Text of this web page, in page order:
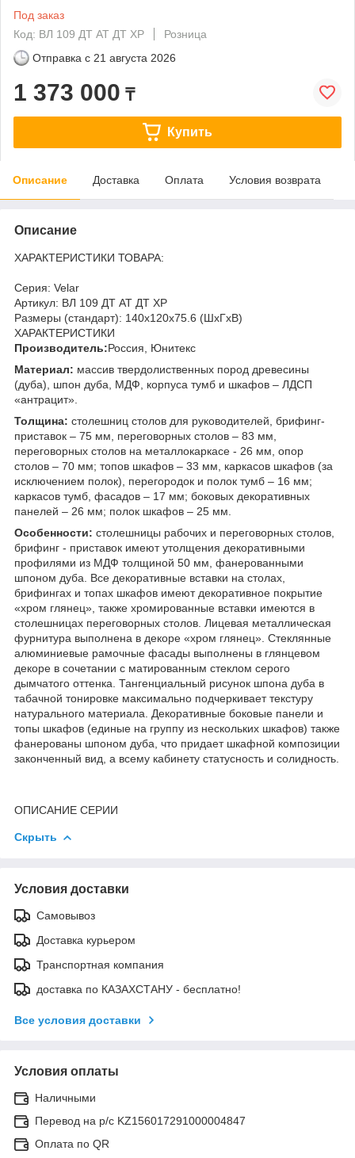
Под заказ
Код: ВЛ 109 ДТ АТ ДТ ХР
Розница
Отправка с 21 августа 2026
1 373 000 ₸
Купить
Описание Доставка Оплата Условия возврата
Описание
ХАРАКТЕРИСТИКИ ТОВАРА:
Серия: Velar
Артикул: ВЛ 109 ДТ АТ ДТ ХР
Размеры (стандарт): 140x120x75.6 (ШхГхВ)
ХАРАКТЕРИСТИКИ
Производитель:Россия, Юнитекс
Материал: массив твердолиственных пород древесины
(дуба), шпон дуба, МДФ, корпуса тумб и шкафов – ЛДСП
«антрацит».
Толщина: столешниц столов для руководителей, брифинг-
приставок – 75 мм, переговорных столов – 83 мм,
переговорных столов на металлокаркасе - 26 мм, опор
столов – 70 мм; топов шкафов – 33 мм, каркасов шкафов (за
исключением полок), перегородок и полок тумб – 16 мм;
каркасов тумб, фасадов – 17 мм; боковых декоративных
панелей – 26 мм; полок шкафов – 25 мм.
Особенности: столешницы рабочих и переговорных столов,
брифинг - приставок имеют утолщения декоративными
профилями из МДФ толщиной 50 мм, фанерованными
шпоном дуба. Все декоративные вставки на столах,
брифингах и топах шкафов имеют декоративное покрытие
«хром глянец», также хромированные вставки имеются в
столешницах переговорных столов. Лицевая металлическая
фурнитура выполнена в декоре «хром глянец». Стеклянные
алюминиевые рамочные фасады выполнены в глянцевом
декоре в сочетании с матированным стеклом серого
дымчатого оттенка. Тангенциальный рисунок шпона дуба в
табачной тонировке максимально подчеркивает текстуру
натурального материала. Декоративные боковые панели и
топы шкафов (единые на группу из нескольких шкафов) также
фанерованы шпоном дуба, что придает шкафной композиции
законченный вид, а всему кабинету статусность и солидность.
ОПИСАНИЕ СЕРИИ
Скрыть
Условия доставки
Самовывоз
Доставка курьером
Транспортная компания
доставка по КАЗАХСТАНУ - бесплатно!
Все условия доставки
Условия оплаты
Наличными
Перевод на р/с KZ156017291000004847
Оплата по QR